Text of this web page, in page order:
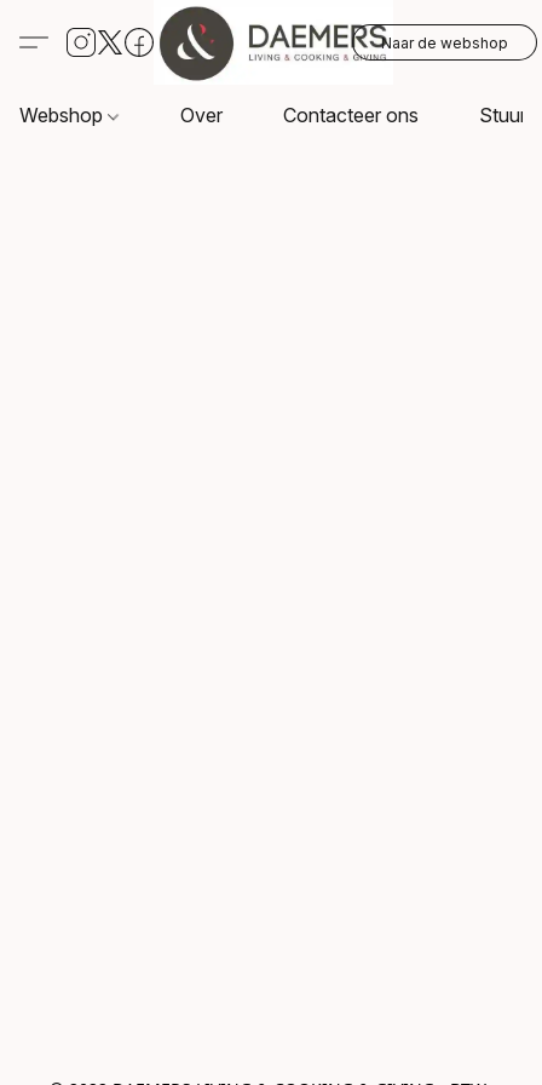
Naar de webshop
Webshop Over Contacteer ons Stuur